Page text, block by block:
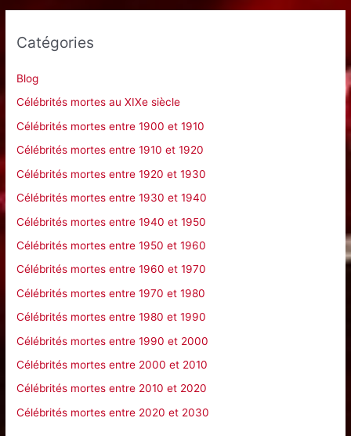
h
r
:
Catégories
Blog
Célébrités mortes au XIXe siècle
Célébrités mortes entre 1900 et 1910
Célébrités mortes entre 1910 et 1920
Célébrités mortes entre 1920 et 1930
Célébrités mortes entre 1930 et 1940
Célébrités mortes entre 1940 et 1950
Célébrités mortes entre 1950 et 1960
Célébrités mortes entre 1960 et 1970
Célébrités mortes entre 1970 et 1980
Célébrités mortes entre 1980 et 1990
Célébrités mortes entre 1990 et 2000
Célébrités mortes entre 2000 et 2010
Célébrités mortes entre 2010 et 2020
Célébrités mortes entre 2020 et 2030